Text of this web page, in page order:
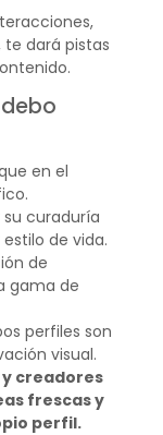
dará pistas
en el
curaduría
de vida.
de
gama de
perfiles son
visual.
creadores
frescas y
perfil.